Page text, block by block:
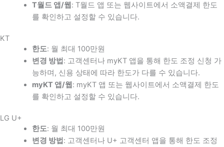
T월드 앱/웹 : T월드 앱 또는 웹사이트에서 소액결제 한도
를 확인하고 설정할 수 있습니다.
KT
한도: 월 최대 100만원
변경 방법 : 고객센터나 myKT 앱을 통해 한도 조정 신청 가
능하며, 신용 상태에 따라 한도가 다를 수 있습니다.
myKT 앱/웹 : myKT 앱 또는 웹사이트에서 소액결제 한도
를 확인하고 설정할 수 있습니다.
LG U+
한도: 월 최대 100만원
변경 방법 : 고객센터나 U+ 고객센터 앱을 통해 한도 조정